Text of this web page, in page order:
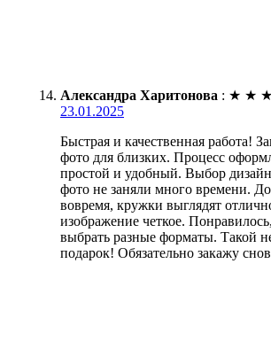
Александра Харитонова : ★ ★ ★
23.01.2025
Быстрая и качественная работа!
фото для близких. Процесс
простой и удобный. Выбор
фото не заняли много времени.
вовремя, кружки выглядят
изображение четкое.
выбрать разные форматы. Такой
подарок! Обязательно закажу